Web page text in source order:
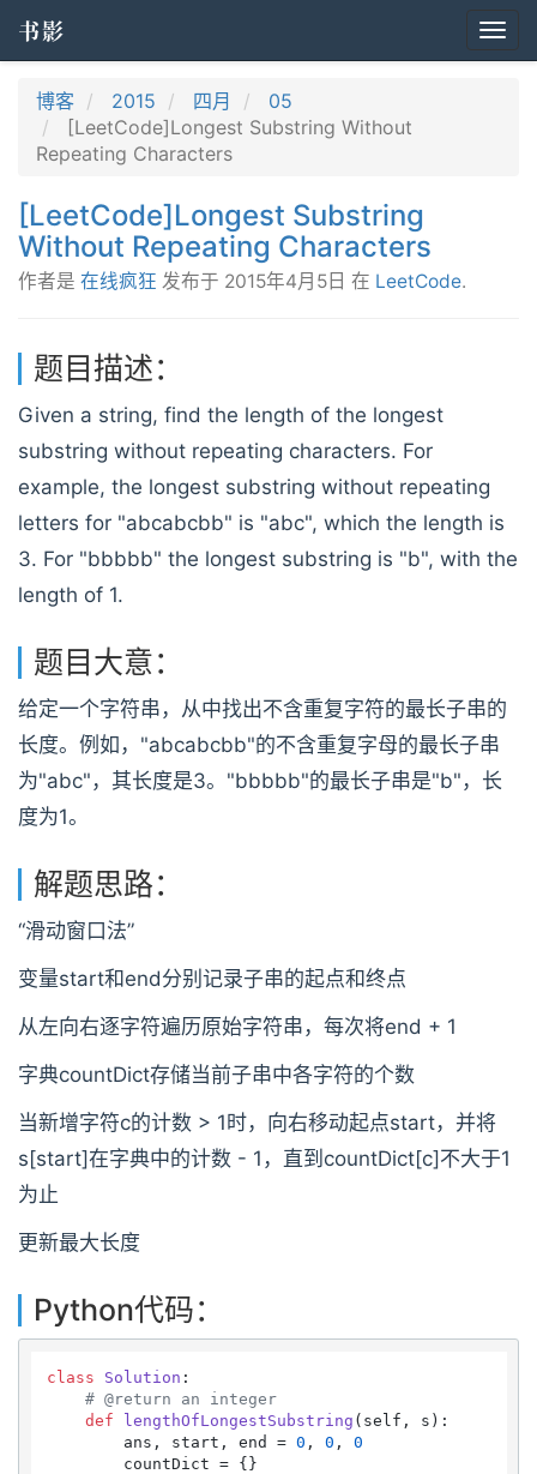
书影
博客 2015 四月
05
[LeetCode]Longest Substring Without
Repeating Characters
[LeetCode]Longest Substring
Without Repeating Characters
作者是 在线疯狂 发布于 2015年4月5日 在 LeetCode.
题目描述：
Given a string, find the length of the longest
substring without repeating characters. For
example, the longest substring without repeating
letters for "abcabcbb" is "abc", which the length is
3. For "bbbbb" the longest substring is "b", with the
length of 1.
题目大意：
给定一个字符串，从中找出不含重复字符的最长子串的
长度。例如，"abcabcbb"的不含重复字母的最长子串
为"abc"，其长度是3。"bbbbb"的最长子串是"b"，长
度为1。
解题思路：
“滑动窗口法”
变量start和end分别记录子串的起点和终点
从左向右逐字符遍历原始字符串，每次将end + 1
字典countDict存储当前子串中各字符的个数
当新增字符c的计数 > 1时，向右移动起点start，并将
s[start]在字典中的计数 - 1，直到countDict[c]不大于1
为止
更新最大长度
Python代码：
class Solution :
# @return an integer
def
lengthOfLongestSubstring ( self, s ):
        ans, start, end =
0 , 0 , 0
        countDict = {}